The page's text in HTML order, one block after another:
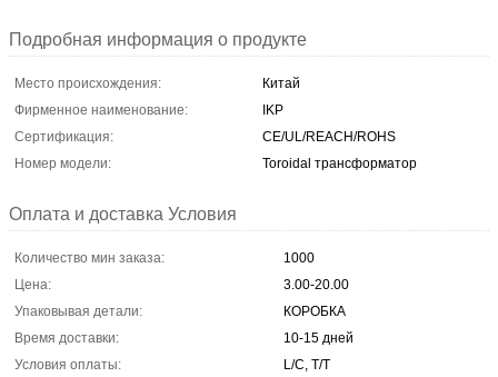
Подробная информация о продукте
Место происхождения:
Китай
Фирменное наименование:
IKP
Сертификация:
CE/UL/REACH/ROHS
Номер модели:
Toroidal трансформатор
Оплата и доставка Условия
Количество мин заказа:
1000
Цена:
3.00-20.00
Упаковывая детали:
КОРОБКА
Время доставки:
10-15 дней
Условия оплаты:
L/C, T/T